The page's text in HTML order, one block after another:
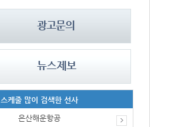
스케줄 많이 검색한 선사
은산해운항공